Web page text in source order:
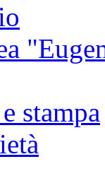
stampa